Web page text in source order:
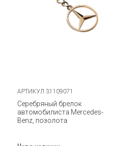
АРТИКУЛ 31109071
Серебряный брелок
автомобилиста Mercedes-
Benz, позолота